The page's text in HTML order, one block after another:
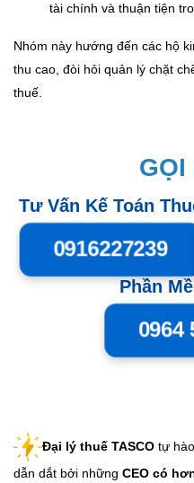
tài chính và thuận tiện
Nhóm này hướng đến các hộ
thu cao, đòi hỏi quản lý chặt
thuế.
GỌI
Tư Vấn Kế Toán
0916227239
Phần
0964
Đại lý thuế TASCO tự
dẫn dắt bởi những CEO có